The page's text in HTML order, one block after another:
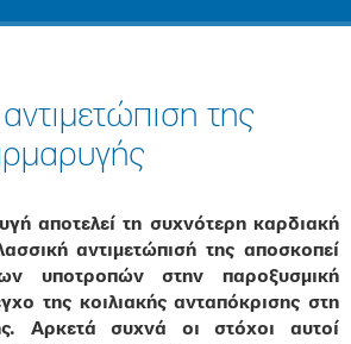
της
αποτελεί τη συχνότερη καρδιακή
αντιμετώπισή της αποσκοπεί
υποτροπών στην παροξυσμική
της κοιλιακής ανταπόκρισης στη
Αρκετά συχνά οι στόχοι αυτοί